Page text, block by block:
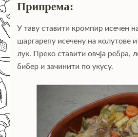
Припрема:
У таву ставити кромпир исечен
шаргарепу исечену на колутове и
лук. Преко ставити овчја ребра,
бибер и зачинити по укусу.